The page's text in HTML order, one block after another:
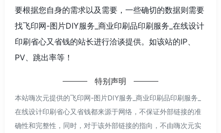
要根据您自身的需求以及需要，一些确切的数据则需要
找飞印网-图片DIY服务_商业印刷品印刷服务_在线设计
印刷省心又省钱的站长进行洽谈提供。如该站的IP、
PV、跳出率等！
特别声明
本站嗨次元提供的飞印网-图片DIY服务_商业印刷品印刷服务_
在线设计印刷省心又省钱都来源于网络，不保证外部链接的准
确性和完整性，同时，对于该外部链接的指向，不由嗨次元实